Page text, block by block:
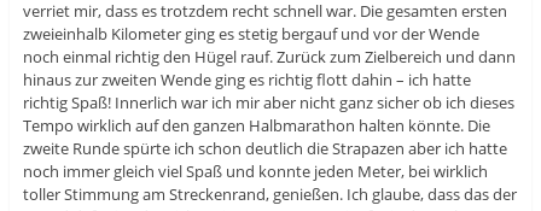
verriet mir, dass es trotzdem recht schnell war. Die gesamten ersten
zweieinhalb Kilometer ging es stetig bergauf und vor der Wende
noch einmal richtig den Hügel rauf. Zurück zum Zielbereich und dann
hinaus zur zweiten Wende ging es richtig flott dahin – ich hatte
richtig Spaß! Innerlich war ich mir aber nicht ganz sicher ob ich dieses
Tempo wirklich auf den ganzen Halbmarathon halten könnte. Die
zweite Runde spürte ich schon deutlich die Strapazen aber ich hatte
noch immer gleich viel Spaß und konnte jeden Meter, bei wirklich
toller Stimmung am Streckenrand, genießen. Ich glaube, dass das der